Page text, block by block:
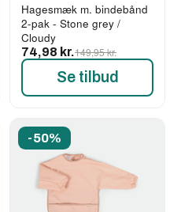
Hagesmæk m. bindebånd
2-pak - Stone grey /
Cloudy
74,98 kr.149,95 kr.
Se tilbud
-50%